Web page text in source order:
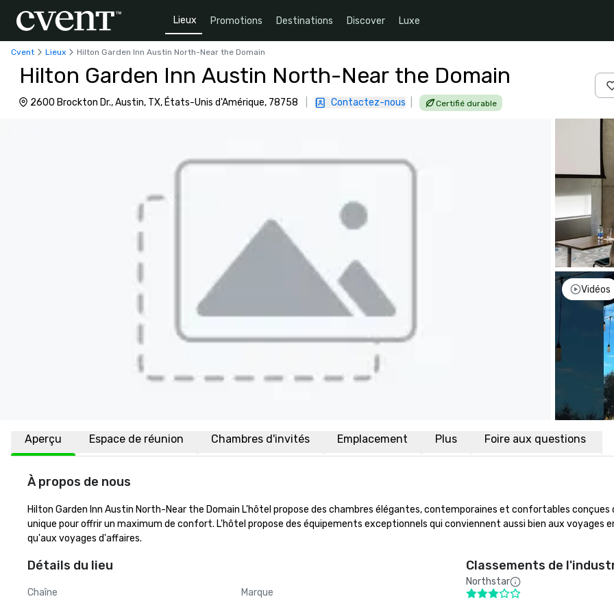
Lieux Promotions Destinations Discover Luxe
Cvent Lieux Hilton Garden Inn Austin North-Near the Domain
Hilton Garden Inn Austin North-Near the Domain
2600 Brockton Dr., Austin, TX, États-Unis d'Amérique, 78758 Contactez-nous Certifié durable
Vidéos
Aperçu Espace de réunion Chambres d'invités Emplacement Plus Foire aux questions
À propos de nous
Hilton Garden Inn Austin North-Near the Domain L'hôtel propose des chambres élégantes, contemporaines et confortables conçues
unique pour offrir un maximum de confort. L'hôtel propose des équipements exceptionnels qui conviennent aussi bien aux voyages
qu'aux voyages d'affaires.
Détails du lieu
Chaîne
Marque
Classements de
Northstar